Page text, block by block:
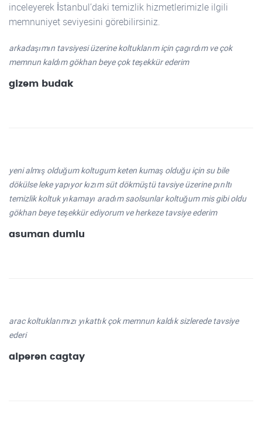
inceleyerek İstanbul’daki temizlik hizmetlerimizle ilgili
memnuniyet seviyesini görebilirsiniz.
arkadaşımın tavsiyesi üzerine koltuklarım için çagırdım ve çok
memnun kaldım gökhan beye çok teşekkür ederim
gizem budak
yeni almış olduğum koltugum keten kumaş olduğu için su bile
dökülse leke yapıyor kızım süt dökmüştü tavsiye üzerine pırıltı
temizlik koltuk yıkamayı aradım saolsunlar koltuğum mis gibi oldu
gökhan beye teşekkür ediyorum ve herkeze tavsiye ederim
asuman dumlu
arac koltuklarımızı yıkattık çok memnun kaldık sizlerede tavsiye
ederi
alperen cagtay